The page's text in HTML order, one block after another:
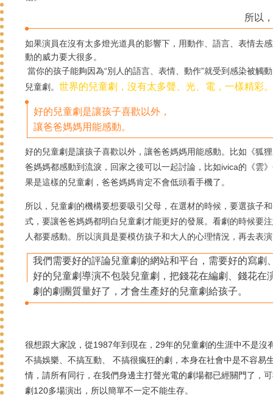
所以
如果演員在沒有太多燈光道具的影響下，用動作、語言、表情去
動的威力要大很多。
當你的孩子能夠因為“別人的語言、表情、動作”就受到感染被觸
兒童劇。 世界的兒童劇，沒有太多聲、光、電，一樣精彩。
好的兒童劇是讓孩子喜歡以外，
讓爸爸媽媽用能感動。
好的兒童劇是讓孩子喜歡以外，讓爸爸媽媽用能感動。
比如《狐
爸媽媽都感動到流淚，回家之後可以一起討論，比如ivica的《雲
果是這樣的兒童劇，爸爸媽媽肯定不會低頭看手機了。
所以，兒童劇的機構要想要吸引父母，在選材的時候，要選孩子
式，要讓爸爸媽媽都明白兒童劇才能更好的發展。 看劇的時候要
人都要感動。 所以演員是要模仿孩子和大人的心理情況，再去表
我們需要好的評論兒童劇的網站和平台，需要好的寫劇
好的兒童劇導演不包裝兒童劇，把錢花在編劇、錢花在
劇的劇團質量好了，才會生產好的兒童劇給孩子。
很想跟大家說，從1987年到現在，29年的兒童劇的生涯中不是沒
不搞娛樂、不搞互動、 不搞很瘋狂的劇，本身在社會中是不容易
情，請所有同行，在我們身邊主打聲光電的劇場都已經關門了，
劇120多場演出，所以簡單不一定不能生存。